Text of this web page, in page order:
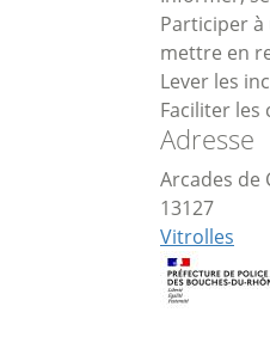
Participer
mettre en
Lever les
Faciliter
Adresse
Arcades de
13127
Vitrolles